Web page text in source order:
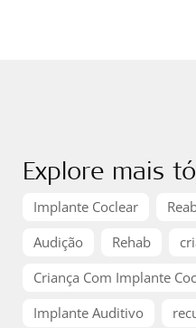
Explore mais
Implante Coclear
Audição
Rehab
Criança Com Implante
Implante Auditivo